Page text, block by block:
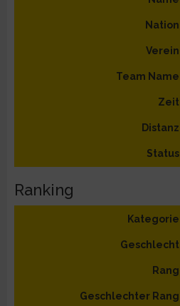
Nation
Verein
Team Name
Zeit
Distanz
Status
Ranking
Kategorie
Geschlecht
Rang
Geschlechter Rang